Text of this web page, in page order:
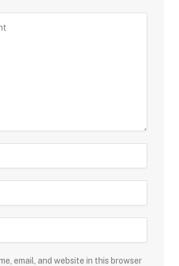
email, and website in this browser